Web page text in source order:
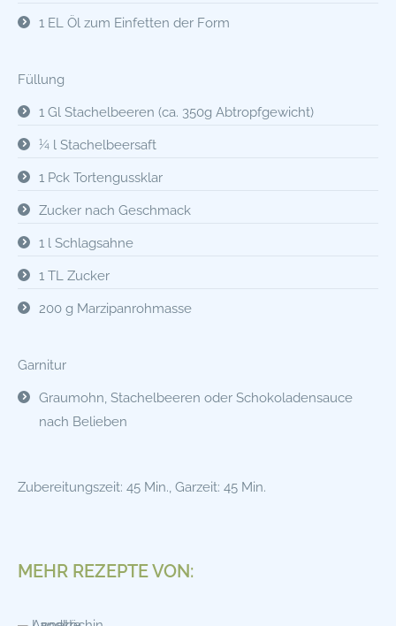
1 EL Öl zum Einfetten der Form
Füllung
1 Gl Stachelbeeren (ca. 350g Abtropfgewicht)
¼ l Stachelbeersaft
1 Pck Tortengussklar
Zucker nach Geschmack
1 l Schlagsahne
1 TL Zucker
200 g Marzipanrohmasse
Garnitur
Graumohn, Stachelbeeren oder Schokoladensauce
nach Belieben
Zubereitungszeit: 45 Min., Garzeit: 45 Min.
MEHR REZEPTE VON: